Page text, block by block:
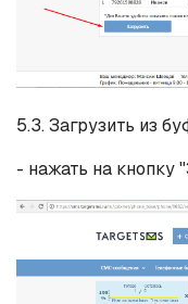
5.3. Загрузить из
- нажать на кнопку